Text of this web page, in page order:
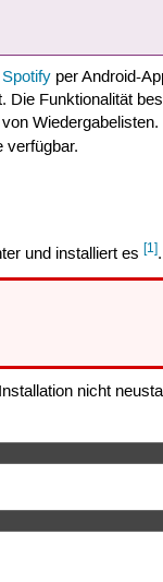
Spotifyper Android-
Funktionalität
verfügbar.
und installiert es[1].
nicht